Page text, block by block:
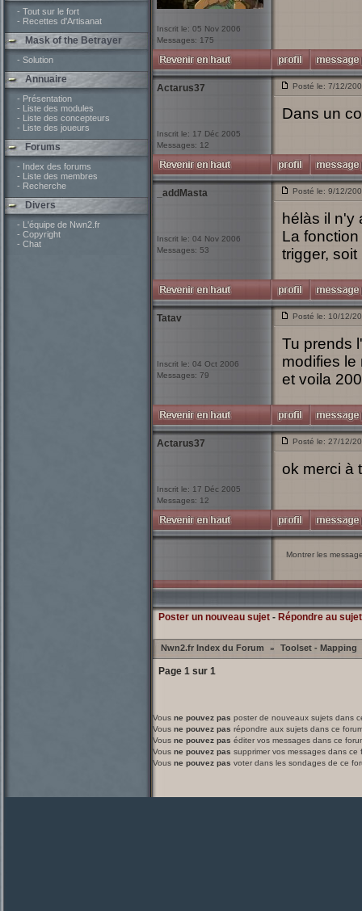
- Tout sur le fort
- Recettes d'Artisanat
Mask of the Betrayer
- Solution
Annuaire
- Présentation
- Liste des modules
- Liste des concepteurs
- Liste des joueurs
Forums
- Index des forums
- Liste des membres
- Recherche
Divers
- L'équipe de Nwn2.fr
- Copyright
- Chat
Inscrit le: 05 Nov 2006
Messages: 175
Actarus37
Inscrit le: 17 Déc 2005
Messages: 12
Posté le: 7/12/
Dans un
_addMasta
Inscrit le: 04 Nov 2006
Messages: 53
Posté le: 9/12/
hélàs il n'y
La
trigger,
Tatav
Inscrit le: 04 Oct 2006
Messages: 79
Posté le: 10/12/
Tu prends
modifies le
et voila
Actarus37
Inscrit le: 17 Déc 2005
Messages: 12
Posté le: 27/12/
ok merci à
Montrer les
Poster un nouveau sujet- Répondre au sujet
Nwn2.fr Index du Forum » Toolset - Mapping
Page 1sur 1
Vous ne pouvez pas poster de nouveaux sujets dans
Vous ne pouvez pas répondre aux sujets dans ce
Vous ne pouvez pas éditer vos messages dans ce
Vous ne pouvez pas supprimer vos messages dans ce
Vous ne pouvez pas voter dans les sondages de ce